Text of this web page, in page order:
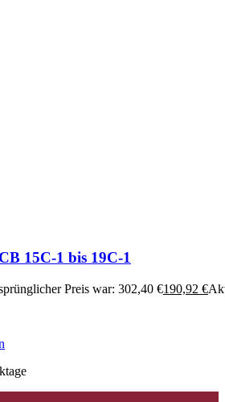
15C-1 bis 19C-1
Preis war: 302,40 €190,92 €